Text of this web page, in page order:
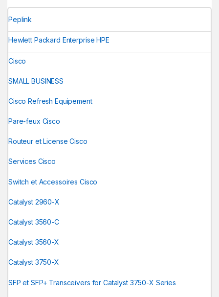
Peplink
Hewlett Packard Enterprise HPE
Cisco
SMALL BUSINESS
Cisco Refresh Equipement
Pare-feux Cisco
Routeur et License Cisco
Services Cisco
Switch et Accessoires Cisco
Catalyst 2960-X
Catalyst 3560-C
Catalyst 3560-X
Catalyst 3750-X
SFP et SFP+ Transceivers for Catalyst 3750-X Series